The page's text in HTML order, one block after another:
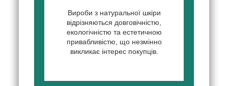
Вироби з натуральної шкіри
відрізняються довговічністю,
екологічністю та естетичною
привабливістю, що незмінно
викликає інтерес покупців.